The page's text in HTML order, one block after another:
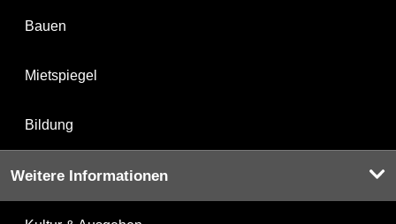
Bauen
Mietspiegel
Bildung
Weitere Informationen